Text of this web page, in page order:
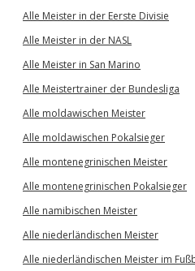
Alle Meister in der Eerste Divisie
Alle Meister in der NASL
Alle Meister in San Marino
Alle Meistertrainer der Bundesliga
Alle moldawischen Meister
Alle moldawischen Pokalsieger
Alle montenegrinischen Meister
Alle montenegrinischen Pokalsieger
Alle namibischen Meister
Alle niederländischen Meister
Alle niederländischen Meister im